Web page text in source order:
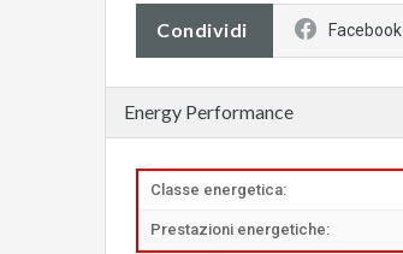
Condividi Facebook
Energy Performance
Classe energetica:
Prestazioni energetiche: